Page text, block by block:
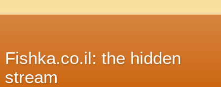
Fishka.co.il: the hidden
stream